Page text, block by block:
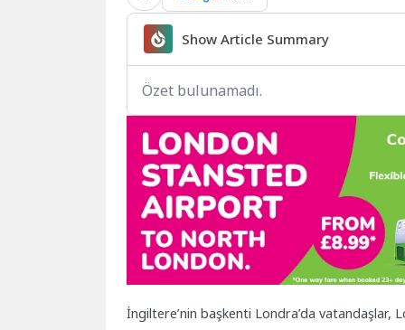
Show Article Summary
Özet bulunamadı.
İngiltere’nin başkenti Londra’da vatandaşlar,